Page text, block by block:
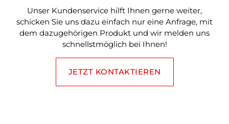
Unser Kundenservice hilft Ihnen gerne weiter,
schicken Sie uns dazu einfach nur eine Anfrage, mit
dem dazugehörigen Produkt und wir melden uns
schnellstmöglich bei Ihnen!
JETZT KONTAKTIEREN